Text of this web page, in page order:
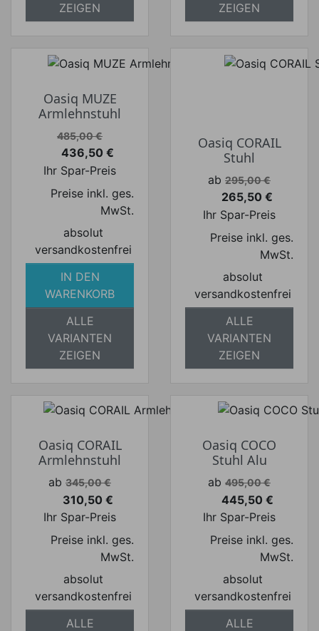
ZEIGEN
ZEIGEN
Oasiq MUZE
Armlehnstuhl
Verkaufspreis
485,00 €
Preis
436,50 €
Ihr Spar-Preis
Preise inkl. ges.
MwSt.
absolut
versandkostenfrei
IN DEN
WARENKORB
ALLE
VARIANTEN
ZEIGEN
Oasiq CORAIL
Stuhl
Verkaufspreis
ab 295,00 €
Preis
265,50 €
Ihr Spar-Preis
Preise inkl. ges.
MwSt.
absolut
versandkostenfrei
ALLE
VARIANTEN
ZEIGEN
Oasiq CORAIL
Armlehnstuhl
Verkaufspreis
ab 345,00 €
Preis
310,50 €
Ihr Spar-Preis
Preise inkl. ges.
MwSt.
absolut
versandkostenfrei
ALLE
Oasiq COCO
Stuhl Alu
Verkaufspreis
ab 495,00 €
Preis
445,50 €
Ihr Spar-Preis
Preise inkl. ges.
MwSt.
absolut
versandkostenfrei
ALLE